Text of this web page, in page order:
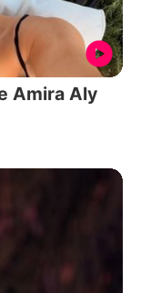
Amira Aly